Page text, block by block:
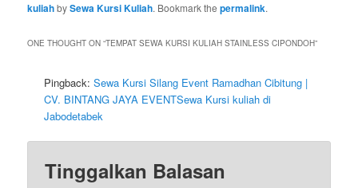
kuliahbySewa Kursi Kuliah. Bookmark thepermalink.
ONE THOUGHT ON “TEMPAT SEWA KURSI KULIAH STAINLESS CIPONDOH”
Pingback:Sewa Kursi Silang Event Ramadhan Cibitung |
CV. BINTANG JAYA EVENTSewa Kursi kuliah di
Jabodetabek
Tinggalkan Balasan